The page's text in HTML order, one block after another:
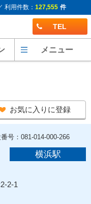
利用件数： 127,555 件
TEL
メニュー
お気に入りに登録
号：081-014-000-266
横浜駅
2-2-1